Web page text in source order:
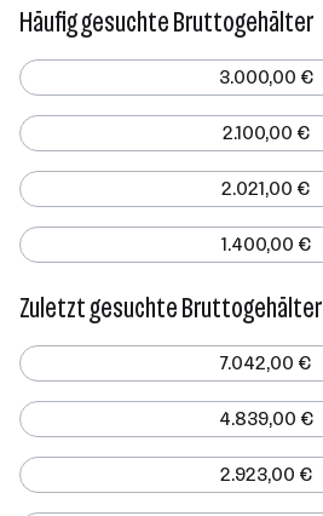
Häufig gesuchte Bruttogehälter
3.000,00 €
2.100,00 €
2.021,00 €
1.400,00 €
Zuletzt gesuchte Bruttogehälter
7.042,00 €
4.839,00 €
2.923,00 €